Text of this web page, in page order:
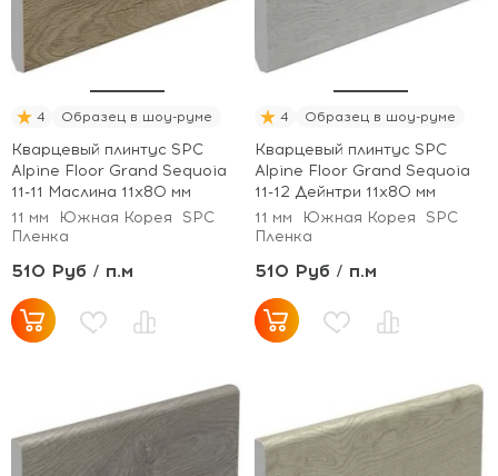
4 Образец в шоу-руме
Кварцевый плинтус SPC
Alpine Floor Grand Sequoia
11-11 Маслина 11х80 мм
11 мм
Южная Корея
SPC
Пленка
510 Руб / п.м
4 Образец в шоу-руме
Кварцевый плинтус SPC
Alpine Floor Grand Sequoia
11-12 Дейнтри 11х80 мм
11 мм
Южная Корея
SPC
Пленка
510 Руб / п.м